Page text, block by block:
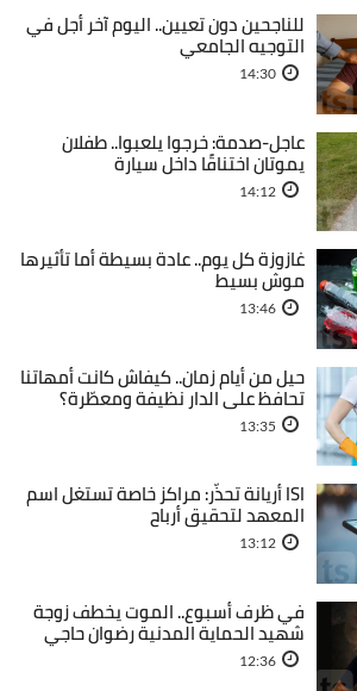
للناجحين دون تعيين.. اليوم آخر أجل في
التوجيه الجامعي
14:30
عاجل-صدمة: خرجوا يلعبوا.. طفلان
يموتان اختناقًا داخل سيارة
14:12
غازوزة كل يوم.. عادة بسيطة أما تأثيرها
موش بسيط
13:46
حيل من أيام زمان.. كيفاش كانت أمهاتنا
تحافظ على الدار نظيفة ومعطّرة؟
13:35
ISI أريانة تحذّر: مراكز خاصة تستغل اسم
المعهد لتحقيق أرباح
13:12
في ظرف أسبوع.. الموت يخطف زوجة
شهيد الحماية المدنية رضوان حاجي
12:36